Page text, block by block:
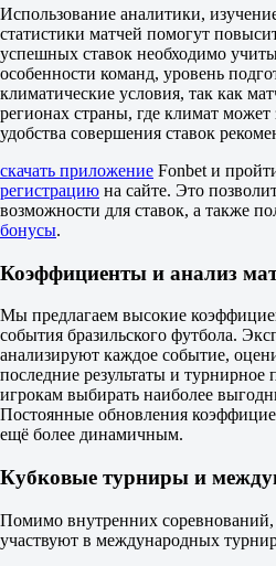
1.93
Васко да Гама РЖ
-
Сантос СП
16 августа в 22:00
1.92
3.50
1X
12
X2
1.23
1.82
Фора
1
2
-1
2.65
+1
1.45
Тотал
М
2.5
1.80
Витория Салвадор
Использование аналитики,
статистики матчей помогут
успешных ставок необходимо
особенности команд, уровень
климатические условия, так как
регионах страны, где климат может
удобства совершения ставок
скачать приложение Fonbet и
регистрацию на сайте. Это
возможности для ставок, а также
бонусы.
Коэффициенты и анализ
Мы предлагаем высокие
события бразильского футбола.
анализируют каждое событие,
последние результаты и турнирное
игрокам выбирать наиболее
Постоянные обновления
ещё более динамичным.
Кубковые турниры и
Помимо внутренних соревнований,
участвуют в международных